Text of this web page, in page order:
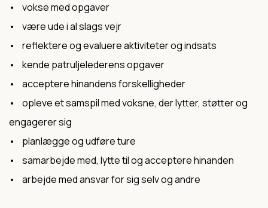
• vokse med opgaver
• være ude i al slags vejr
• reflektere og evaluere aktiviteter og indsats
• kende patruljelederens opgaver
• acceptere hinandens forskelligheder
• opleve et samspil med voksne, der lytter, støtter og
engagerer sig
• planlægge og udføre ture
• samarbejde med, lytte til og acceptere hinanden
• arbejde med ansvar for sig selv og andre